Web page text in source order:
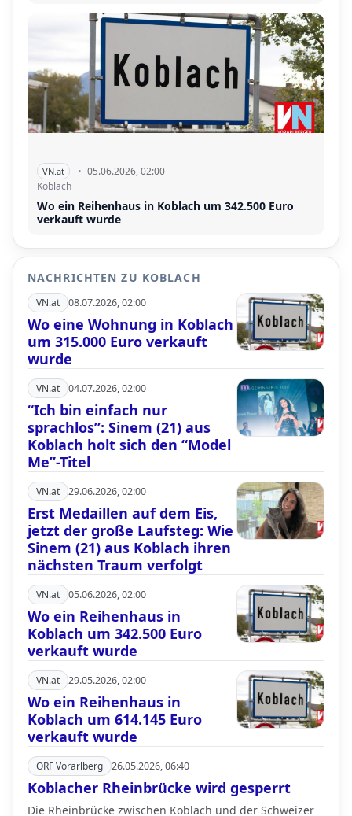
VN.at · 05.06.2026, 02:00
Koblach
Wo ein Reihenhaus in Koblach um 342.500 Euro
verkauft wurde
NACHRICHTEN ZU KOBLACH
VN.at 08.07.2026, 02:00
Wo eine Wohnung in Koblach
um 315.000 Euro verkauft
wurde
VN.at 04.07.2026, 02:00
“Ich bin einfach nur
sprachlos”: Sinem (21) aus
Koblach holt sich den “Model
Me”-Titel
VN.at 29.06.2026, 02:00
Erst Medaillen auf dem Eis,
jetzt der große Laufsteg: Wie
Sinem (21) aus Koblach ihren
nächsten Traum verfolgt
VN.at 05.06.2026, 02:00
Wo ein Reihenhaus in
Koblach um 342.500 Euro
verkauft wurde
VN.at 29.05.2026, 02:00
Wo ein Reihenhaus in
Koblach um 614.145 Euro
verkauft wurde
ORF Vorarlberg 26.05.2026, 06:40
Koblacher Rheinbrücke wird gesperrt
Die Rheinbrücke zwischen Koblach und der Schweizer